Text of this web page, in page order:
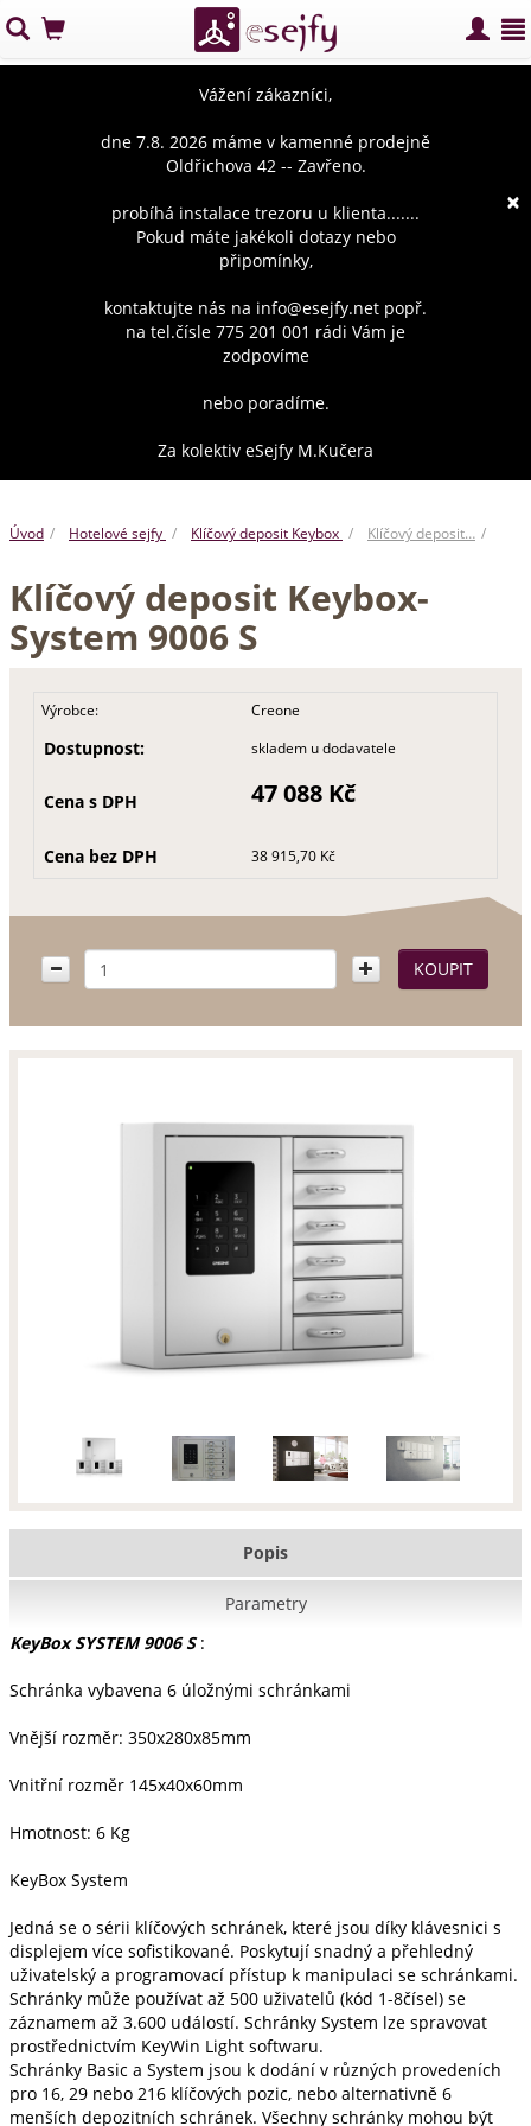
×
Vážení zákazníci,
dne 7.8. 2026 máme v kamenné prodejně
Oldřichova 42 -- Zavřeno.
probíhá instalace trezoru u klienta.......
Pokud máte jakékoli dotazy nebo
připomínky,
kontaktujte nás na info@esejfy.net popř.
na tel.čísle 775 201 001 rádi Vám je
zodpovíme
nebo poradíme.
Za kolektiv eSejfy M.Kučera
Úvod Hotelové sejfy Klíčový deposit Keybox Klíčový deposit…
Klíčový deposit Keybox-
System 9006 S
Výrobce: Creone
Dostupnost: skladem u dodavatele
Cena s DPH 47 088 Kč
Cena bez DPH 38 915,70 Kč
Popis
Parametry
KeyBox SYSTEM 9006 S:
Schránka vybavena 6 úložnými schránkami
Vnější rozměr: 350x280x85mm
Vnitřní rozměr 145x40x60mm
Hmotnost: 6 Kg
KeyBox System
Jedná se o sérii klíčových schránek, které jsou díky klávesnici s
displejem více sofistikované. Poskytují snadný a přehledný
uživatelský a programovací přístup k manipulaci se schránkami.
Schránky může používat až 500 uživatelů (kód 1-8čísel) se
záznamem až 3.600 událostí. Schránky System lze spravovat
prostřednictvím KeyWin Light softwaru.
Schránky Basic a System jsou k dodání v různých provedeních
pro 16, 29 nebo 216 klíčových pozic, nebo alternativně 6
menších depozitních schránek. Všechny schránky mohou být